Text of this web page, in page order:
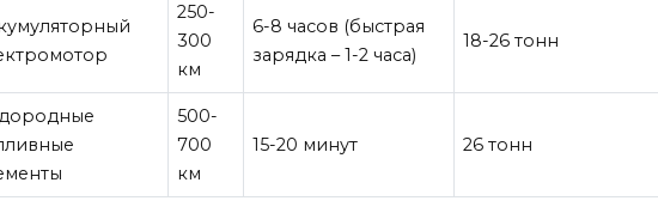
250-
300
км
6-8 часов (быстрая
зарядка – 1-2 часа)
18-26 тонн
500-
700
км
15-20 минут 26 тонн